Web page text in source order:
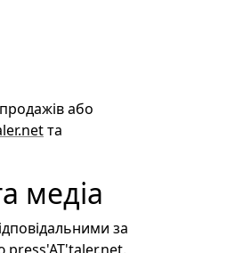
або
та
медіа
за